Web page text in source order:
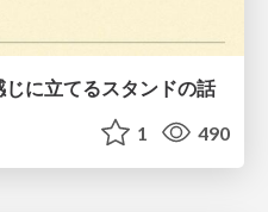
に立てるスタンドの話
1 490